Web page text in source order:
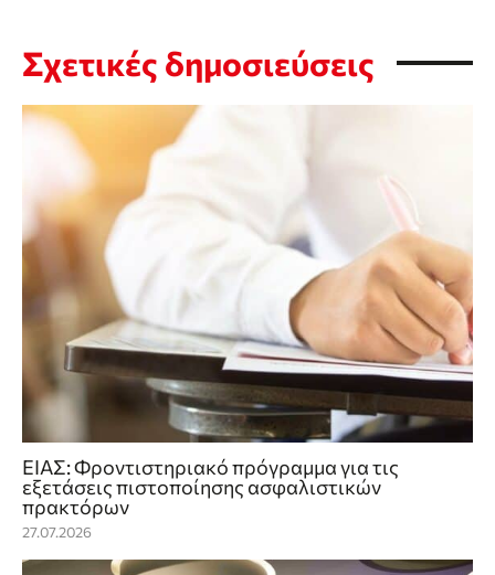
Σχετικές δημοσιεύσεις
ΕΙΑΣ: Φροντιστηριακό πρόγραμμα για τις
εξετάσεις πιστοποίησης ασφαλιστικών
πρακτόρων
27.07.2026